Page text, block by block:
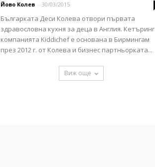
Йово Колев - 30/03/2015
Българката Деси Колева отвори първата
здравословна кухня за деца в Англия. Кетъринг
компанията Kiddichef е основана в Бирмингам
през 2012 г. от Колева и бизнес партньорката...
Виж още